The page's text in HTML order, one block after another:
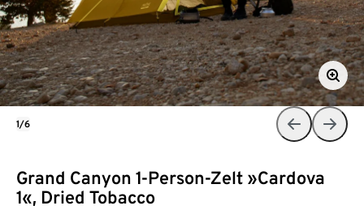
Grand Canyon 1-Person-Zelt »Cardova
1«, Dried Tobacco
1/6